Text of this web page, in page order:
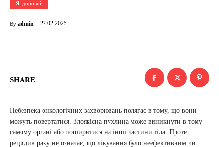
Я здоровий
By admin 22.02.2025
SHARE
Небезпека онкологічних захворювань полягає в тому, що вони
можуть повертатися. Злоякісна пухлина може виникнути в тому
самому органі або поширитися на інші частини тіла. Проте
рецидив раку не означає, що лікування було неефективним чи